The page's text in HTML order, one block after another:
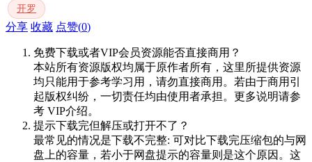
开罗
分享 收藏 点赞(0)
免费下载或者VIP会员资源能否直接商用？
本站所有资源版权均属于原作者所有，这里所提供资源
均只能用于参考学习用，请勿直接商用。若由于商用引
起版权纠纷，一切责任均由使用者承担。更多说明请参
考 VIP介绍。
提示下载完但解压或打开不了？
最常见的情况是下载不完整: 可对比下载完压缩包的与网
盘上的容量，若小于网盘提示的容量则是这个原因。这